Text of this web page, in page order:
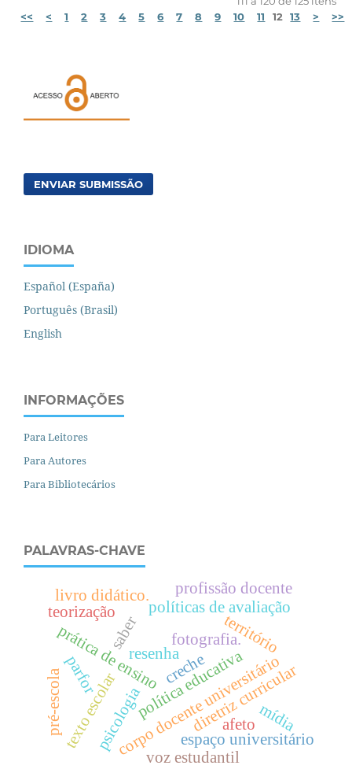
<<
< 1 2 3 4 5 6 7 8 9 10 11 12 13 > >>
ENVIAR SUBMISSÃO
IDIOMA
Español (España)
Português (Brasil)
English
INFORMAÇÕES
Para Leitores
Para Autores
Para Bibliotecários
PALAVRAS-CHAVE
resenha território
diretriz curricular
prática de ensino
texto escolar
políticas de avaliação
espaço universitário
saber
corpo docente universitário
política educativa mídia
livro didático.
parfor
voz estudantil
pré-escola creche
psicologia
profissão docente
fotografia.
teorização
afeto